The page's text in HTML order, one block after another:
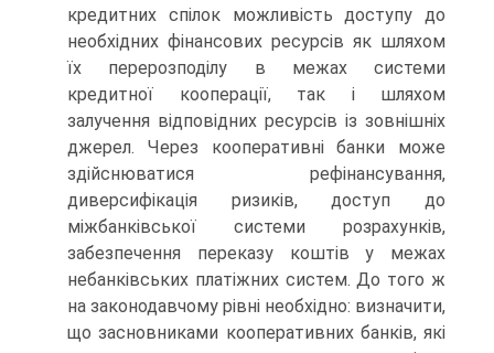
кредитних спілок можливість доступу до
необхідних фінансових ресур­сів як шляхом
їх перерозподілу в межах системи
кредитної кооперації, так і шляхом
залучення відповідних ресурсів із зовнішніх
джерел. Через кооперативні банки може
здійсню­ватися рефінансування,
диверсифікація ризиків, доступ до
міжбанківської системи розрахунків,
забезпечення переказу коштів у межах
небанківських платіжних систем. До того ж
на законодавчому рівні необхідно: визначити,
що засновни­ками кооперативних банків, які